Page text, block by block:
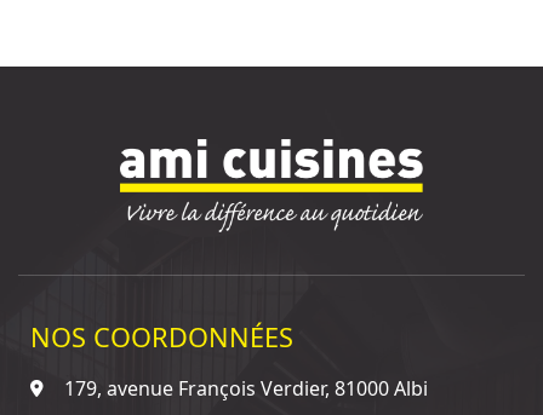
NOS COORDONNÉES
179, avenue François Verdier, 81000 Albi